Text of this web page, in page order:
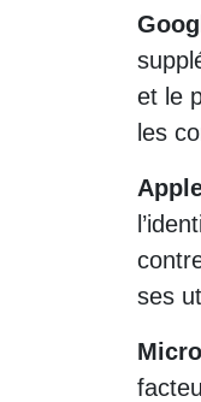
et le
les
ses